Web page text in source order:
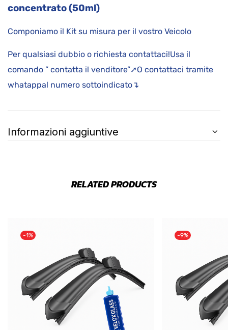
concentrato (50ml)
Componiamo il Kit su misura per il vostro Veicolo
Per qualsiasi dubbio o richiesta contattaci!Usa il
comando ” contatta il venditore”➚O contattaci tramite
whatappal numero sottoindicato↴
Informazioni aggiuntive
RELATED PRODUCTS
-1% -9%